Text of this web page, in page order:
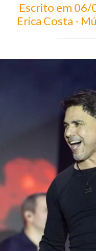
Escrito em
Erica Costa -